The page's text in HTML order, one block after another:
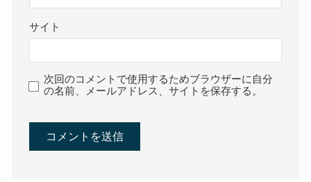
サイト
次回のコメントで使用するためブラウザーに自分
の名前、メールアドレス、サイトを保存する。